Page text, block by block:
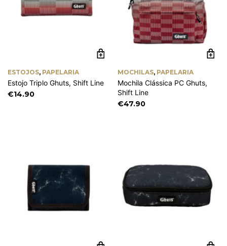
ESTOJOS, PAPELARIA
Estojo Triplo Ghuts, Shift Line
€14.90
MOCHILAS, PAPELARIA
Mochila Clássica PC Ghuts,
Shift Line
€47.90